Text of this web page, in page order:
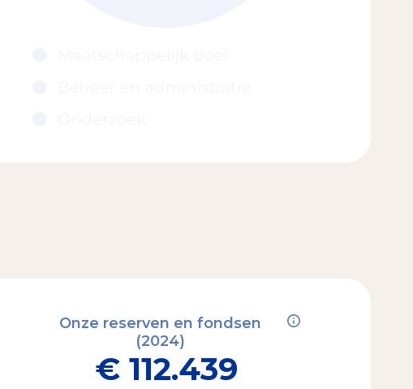
Onze reserven en fondsen
(2024)
€ 112.439